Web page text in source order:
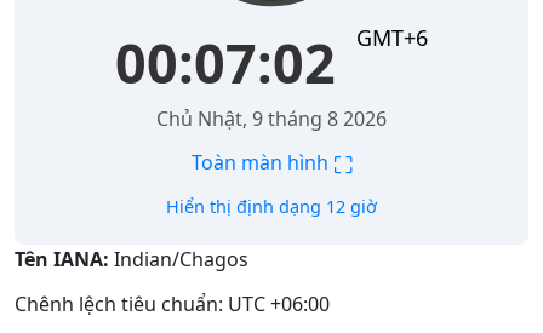
00:07:02 GMT+6
Chủ Nhật, 9 tháng 8 2026
Toàn màn hình ⛶
Hiển thị định dạng 12 giờ
Tên IANA: Indian/Chagos
Chênh lệch tiêu chuẩn: UTC +06:00